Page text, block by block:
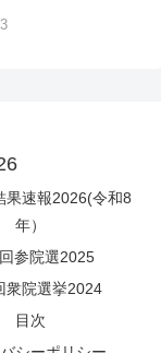
果速報2026(令和8
年）
参院選2025
衆院選挙2024
目次